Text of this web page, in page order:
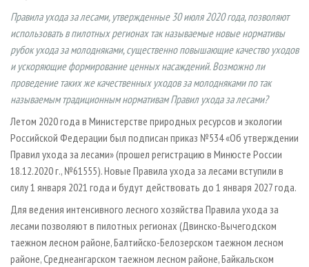
ПРОИЗВОДСТВО ДРЕВЕСНЫХ ПЛИТ
ДЕРЕВЯННОЕ ДОМОСТРОЕНИЕ
ПРОИЗВОДСТВО МЕБЕЛИ
БИОЭНЕРГЕТИКА
ЦБП
ИНСТРУМЕНТ И МАТЕРИАЛЫ
МОБИЛЬНЫЕ ВЫСТАВКИ
ОФИЦИАЛЬНЫЕ ДЕЛЕГАЦИИ
ПРИОРИТЕТНЫЕ ИНВЕСТПРОЕКТЫ
RUSSIAN FORESTRY REVIEW
ГАЗЕТА ЛЕСПРОМФОРУМ
БИБЛИОТЕКА СПЕЦИАЛИСТА
КОНТАКТЫ
РЕКЛАМА
РЕКЛАМА НА САЙТЕ
Правила ухода за лесами, утвержденные 30 июля 2020 года, позволяют
использовать в пилотных регионах так называемые новые нормативы
рубок ухода за молодняками, существенно повышающие качество уходов
и ускоряющие формирование ценных насаждений. Возможно ли
проведение таких же качественных уходов за молодняками по так
называемым традиционным нормативам Правил ухода за лесами?
Летом 2020 года в Министерстве природных ресурсов и экологии
Российской Федерации был подписан приказ №534 «Об утверждении
Правил ухода за лесами» (прошел регистрацию в Минюсте России
18.12.2020 г., №61555). Новые Правила ухода за лесами вступили в
силу 1 января 2021 года и будут действовать до 1 января 2027 года.
Для ведения интенсивного лесного хозяйства Правила ухода за
лесами позволяют в пилотных регионах (Двинско-Вычегодском
таежном лесном районе, Балтийско-Белозерском таежном лесном
районе, Среднеангарском таежном лесном районе, Байкальском